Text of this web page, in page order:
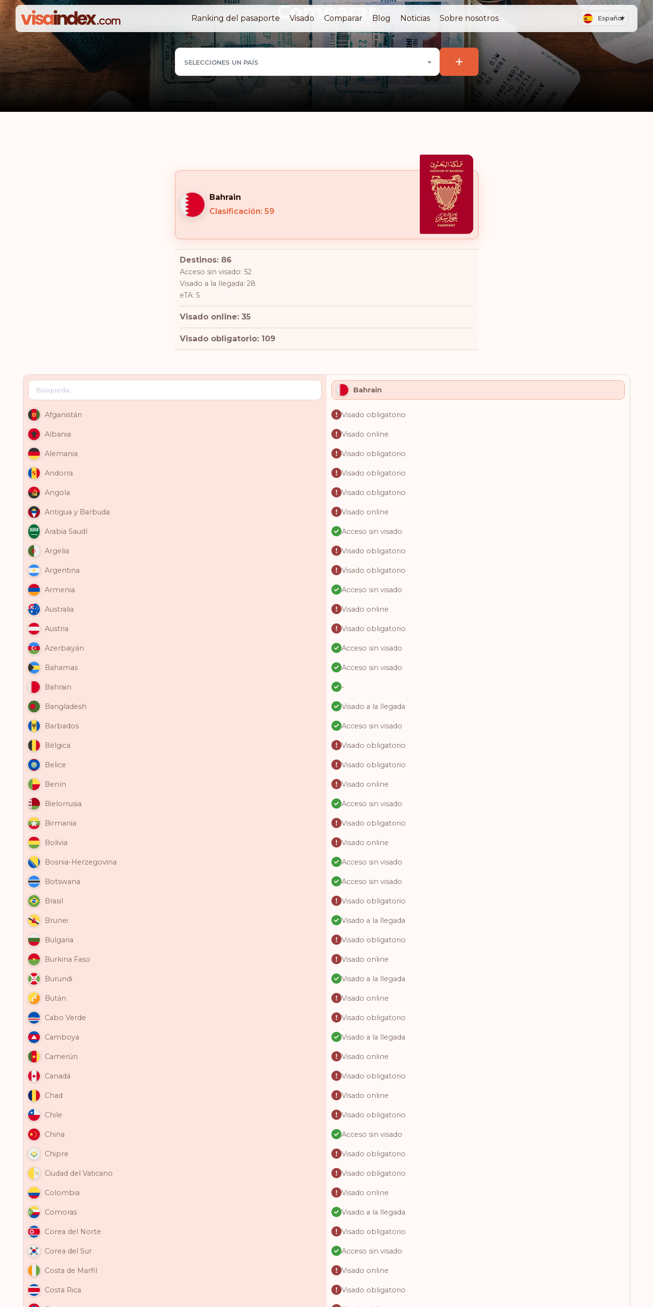
Español
Ranking del pasaporte Visado Comparar Blog Noticias Sobre nosotros
Comparar
SELECCIONES UN PAÍS +
Bahrain
Clasificación: 59
Destinos: 86
Acceso sin visado: 52
Visado a la llegada: 28
eTA: 5
Visado online: 35
Visado obligatorio: 109
Bahrain
Afganistán Visado obligatorio
Albania Visado online
Alemania Visado obligatorio
Andorra Visado obligatorio
Angola Visado obligatorio
Antigua y Barbuda Visado online
Arabia Saudí Acceso sin visado
Argelia Visado obligatorio
Argentina Visado obligatorio
Armenia Acceso sin visado
Australia Visado online
Austria Visado obligatorio
Azerbaiyán Acceso sin visado
Bahamas Acceso sin visado
Bahrain -
Bangladesh Visado a la llegada
Barbados Acceso sin visado
Bélgica Visado obligatorio
Belice Visado obligatorio
Benín Visado online
Bielorrusia Acceso sin visado
Birmania Visado obligatorio
Bolivia Visado online
Bosnia-Herzegovina Acceso sin visado
Botswana Acceso sin visado
Brasil Visado obligatorio
Brunei Visado a la llegada
Bulgaria Visado obligatorio
Burkina Faso Visado online
Burundi Visado a la llegada
Bután Visado online
Cabo Verde Visado obligatorio
Camboya Visado a la llegada
Camerún Visado online
Canadá Visado obligatorio
Chad Visado online
Chile Visado obligatorio
China Acceso sin visado
Chipre Visado obligatorio
Ciudad del Vaticano Visado obligatorio
Colombia Visado online
Comoras Visado a la llegada
Corea del Norte Visado obligatorio
Corea del Sur Acceso sin visado
Costa de Marfil Visado online
Costa Rica Visado obligatorio